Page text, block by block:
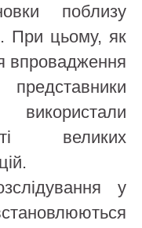
поблизу
При цьому, як
впровадження
використали
великих
у